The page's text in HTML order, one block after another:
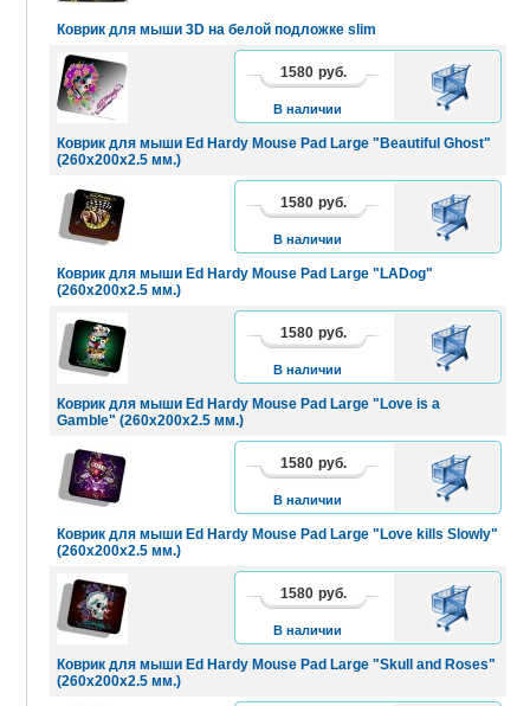
Коврик для мыши 3D на белой подложке slim
Коврик для мыши Ed Hardy Mouse Pad Large "Beautiful Ghost"
(260х200х2.5 мм.)
1580 руб.
В наличии
В
КОРЗИНУ
Коврик для мыши Ed Hardy Mouse Pad Large "LADog"
(260х200х2.5 мм.)
1580 руб.
В наличии
В
КОРЗИНУ
Коврик для мыши Ed Hardy Mouse Pad Large "Love is a
Gamble" (260х200х2.5 мм.)
1580 руб.
В наличии
В
КОРЗИНУ
Коврик для мыши Ed Hardy Mouse Pad Large "Love kills Slowly"
(260х200х2.5 мм.)
1580 руб.
В наличии
В
КОРЗИНУ
Коврик для мыши Ed Hardy Mouse Pad Large "Skull and Roses"
(260х200х2.5 мм.)
1580 руб.
В наличии
В
КОРЗИНУ